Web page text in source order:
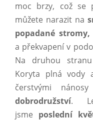
moc brzy, což se
můžete narazit na
popadané
a překvapení v
Na druhou
Koryta plná vody
čerstvými
dobrodružství.
jsme poslední